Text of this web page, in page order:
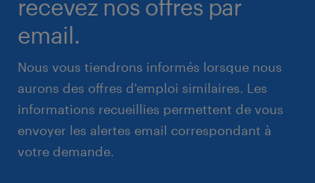
recevez nos offres par
email.
Nous vous tiendrons informés lorsque nous
aurons des offres d'emploi similaires. Les
informations recueillies permettent de vous
envoyer les alertes email correspondant à
votre demande.